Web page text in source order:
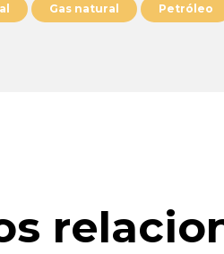
Gas natural Petróleo